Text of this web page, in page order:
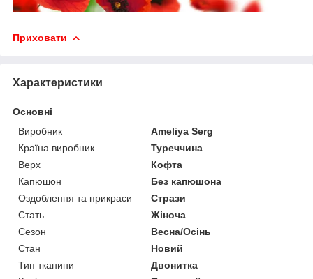
Приховати
Характеристики
Основні
Виробник
Ameliya Serg
Країна виробник
Туреччина
Верх
Кофта
Капюшон
Без капюшона
Оздоблення та прикраси
Стрази
Стать
Жіноча
Сезон
Весна/Осінь
Стан
Новий
Тип тканини
Двонитка